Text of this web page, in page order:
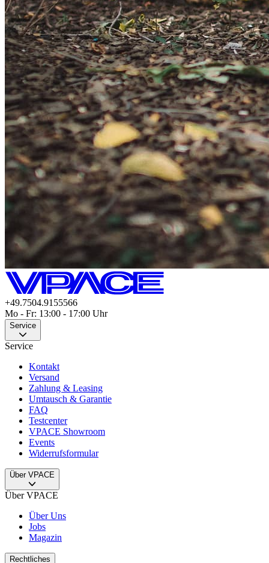
+49.7504.9155566
Mo - Fr: 13:00 - 17:00 Uhr
Service
Service
Kontakt
Versand
Zahlung & Leasing
Umtausch & Garantie
FAQ
Testcenter
VPACE Showroom
Events
Widerrufsformular
Über VPACE
Über VPACE
Über Uns
Jobs
Magazin
Rechtliches